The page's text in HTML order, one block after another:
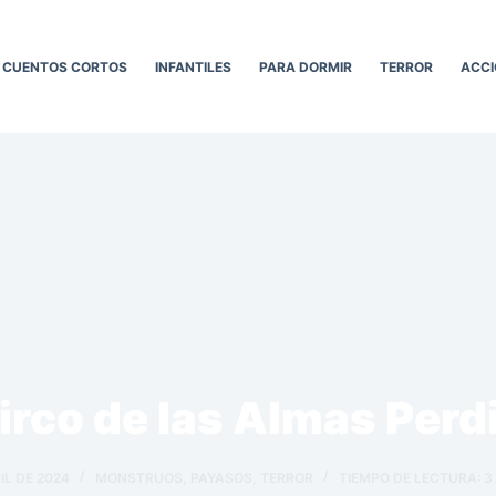
CUENTOS CORTOS INFANTILES PARA DORMIR TERROR